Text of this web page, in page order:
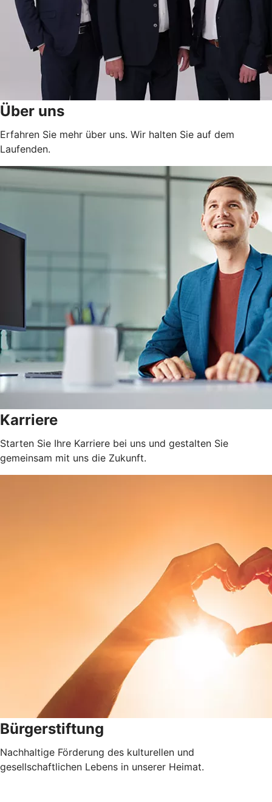
Über uns
Erfahren Sie mehr über uns. Wir halten Sie auf dem
Laufenden.
Karriere
Starten Sie Ihre Karriere bei uns und gestalten Sie
gemeinsam mit uns die Zukunft.
Bürgerstiftung
Nachhaltige Förderung des kulturellen und
gesellschaftlichen Lebens in unserer Heimat.